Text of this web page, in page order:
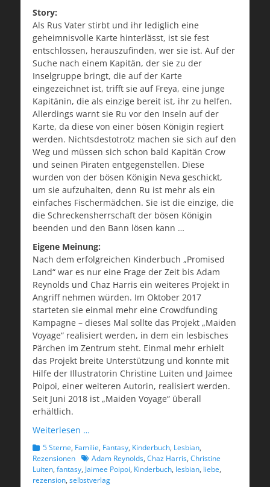
Story:
Als Rus Vater stirbt und ihr lediglich eine
geheimnisvolle Karte hinterlässt, ist sie fest
entschlossen, herauszufinden, wer sie ist. Auf der
Suche nach einem Kapitän, der sie zu der
Inselgruppe bringt, die auf der Karte
eingezeichnet ist, trifft sie auf Freya, eine junge
Kapitänin, die als einzige bereit ist, ihr zu helfen.
Allerdings warnt sie Ru vor den Inseln auf der
Karte, da diese von einer bösen Königin regiert
werden. Nichtsdestotrotz machen sie sich auf den
Weg und müssen sich schon bald Kapitän Crow
und seinen Piraten entgegenstellen. Diese
wurden von der bösen Königin Neva geschickt,
um sie aufzuhalten, denn Ru ist mehr als ein
einfaches Fischermädchen. Sie ist die einzige, die
die Schreckensherrschaft der bösen Königin
beenden und den Bann lösen kann …
Eigene Meinung:
Nach dem erfolgreichen Kinderbuch „Promised
Land“ war es nur eine Frage der Zeit bis Adam
Reynolds und Chaz Harris ein weiteres Projekt in
Angriff nehmen würden. Im Oktober 2017
starteten sie einmal mehr eine Crowdfunding
Kampagne – dieses Mal sollte das Projekt „Maiden
Voyage“ realisiert werden, in dem ein lesbisches
Pärchen im Zentrum steht. Einmal mehr erhielt
das Projekt breite Unterstützung und konnte mit
Hilfe der Illustratorin Christine Luiten und Jaimee
Poipoi, einer weiteren Autorin, realisiert werden.
Seit Juni 2018 ist „Maiden Voyage“ überall
erhältlich.
Weiterlesen …
Kategorien
5 Sterne, Familie, Fantasy, Kinderbuch, Lesbian,
Rezensionen Schlagworte
Adam Reynolds, Chaz Harris, Christine
Luiten, fantasy, Jaimee Poipoi, Kinderbuch, lesbian, liebe,
rezension, selbstverlag